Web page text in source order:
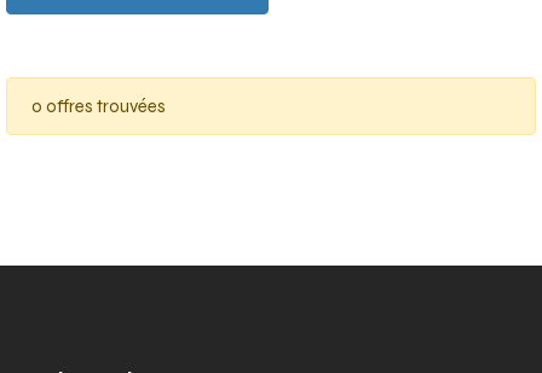
0 offres trouvées